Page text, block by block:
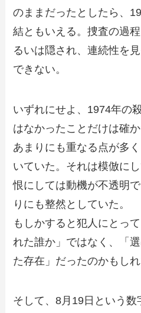
のままだったとしたら、
結ともいえる。捜査の過
るいは隠され、連続性を
できない。
いずれにせよ、1974年の
はなかったことだけは確か
あまりにも重なる点が多
いていた。それは模倣に
恨にしては動機が不透明
りにも整然としていた。
もしかすると犯人にとっ
れた誰か」ではなく、「
た存在」だったのかもしれ
そして、8月19日という